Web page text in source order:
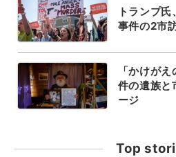
トランプ
事件の2市
「かけが
件の遺族と
ージ
Top